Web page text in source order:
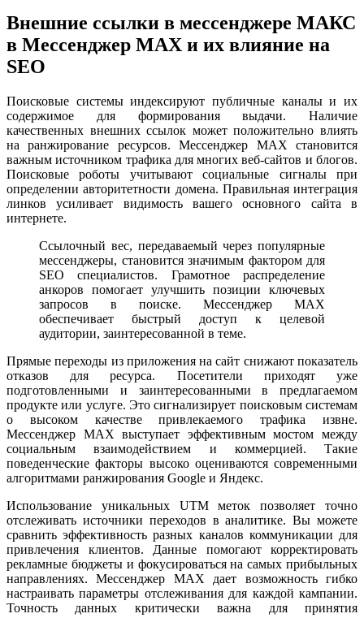
Внешние ссылки в мессенджере МАКС
в Мессенджер MAX и их влияние на
SEO
Поисковые системы индексируют публичные каналы и их
содержимое для формирования выдачи. Наличие
качественных внешних ссылок может положительно влиять
на ранжирование ресурсов. Мессенджер MAX становится
важным источником трафика для многих веб-сайтов и блогов.
Поисковые роботы учитывают социальные сигналы при
определении авторитетности домена. Правильная интеграция
линков усиливает видимость вашего основного сайта в
интернете.
Ссылочный вес, передаваемый через популярные
мессенджеры, становится значимым фактором для
SEO специалистов. Грамотное распределение
анкоров помогает улучшить позиции ключевых
запросов в поиске. Мессенджер MAX
обеспечивает быстрый доступ к целевой
аудитории, заинтересованной в теме.
Прямые переходы из приложения на сайт снижают показатель
отказов для ресурса. Посетители приходят уже
подготовленными и заинтересованными в предлагаемом
продукте или услуге. Это сигнализирует поисковым системам
о высоком качестве привлекаемого трафика извне.
Мессенджер MAX выступает эффективным мостом между
социальным взаимодействием и коммерцией. Такие
поведенческие факторы высоко оцениваются современными
алгоритмами ранжирования Google и Яндекс.
Использование уникальных UTM меток позволяет точно
отслеживать источники переходов в аналитике. Вы можете
сравнить эффективность разных каналов коммуникации для
привлечения клиентов. Данные помогают корректировать
рекламные бюджеты и фокусироваться на самых прибыльных
направлениях. Мессенджер MAX дает возможность гибко
настраивать параметры отслеживания для каждой кампании.
Точность данных критически важна для принятия